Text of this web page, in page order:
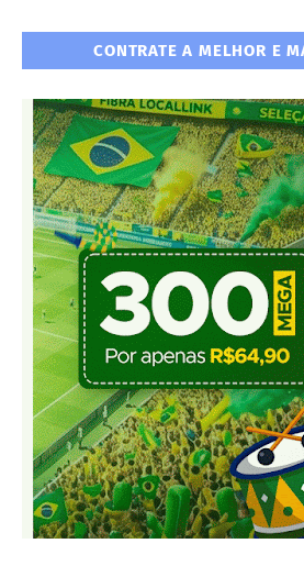
CONTRATE A MELHOR E